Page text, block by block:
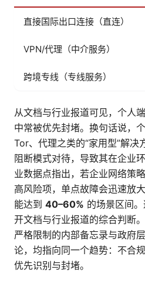
直接国际出口连接（直连）
VPN/代理（中介服务）
跨境专线（专线服务）
从文档与行业报道可见，个人
中常被优先封堵。换句话说，
Tor、代理之类的“家用型”解决
阻断模式对待，导致其在企业
业数据点指出，若企业网络策
高风险项，单点故障会迅速放
能达到 40–60% 的场景区间
开文档与行业报道的综合判断
严格限制的内部备忘录与政府
论，均指向同一个趋势：不合
优先识别与封堵。